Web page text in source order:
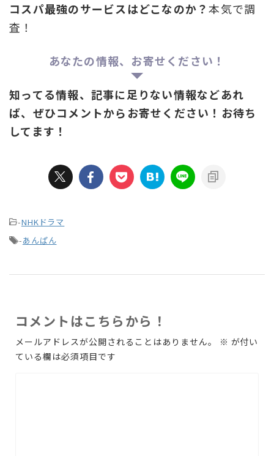
コスパ最強のサービスはどこなのか？本気で調
査！
あなたの情報、お寄せください！
知ってる情報、記事に足りない情報などあれ
ば、ぜひコメントからお寄せください！お待ち
してます！
-NHKドラマ
-あんぱん
コメントはこちらから！
メールアドレスが公開されることはありません。 ※ が付い
ている欄は必須項目です